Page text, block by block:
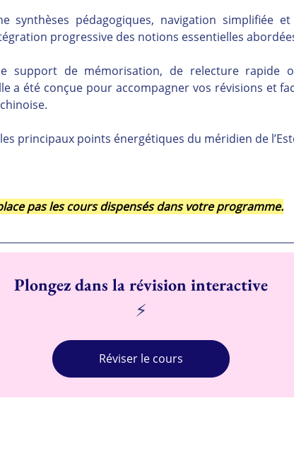
synthèses pédagogiques, navigation simplifiée
progressive des notions essentielles
support de mémorisation, de relecture rapide
a été conçue pour accompagner vos révisions et
principaux points énergétiques du méridien de
pas les cours dispensés dans votre programme.
Plongez dans la révision interactive
⚡
Réviser le cours